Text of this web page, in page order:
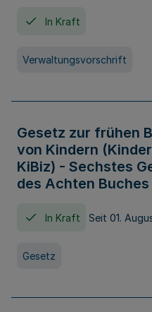
In Kraft
Verwaltungsvorschrift
Gesetz zur frühen
von Kindern
KiBiz) - Sechstes
des Achten
In Kraft Seit 01.
Gesetz